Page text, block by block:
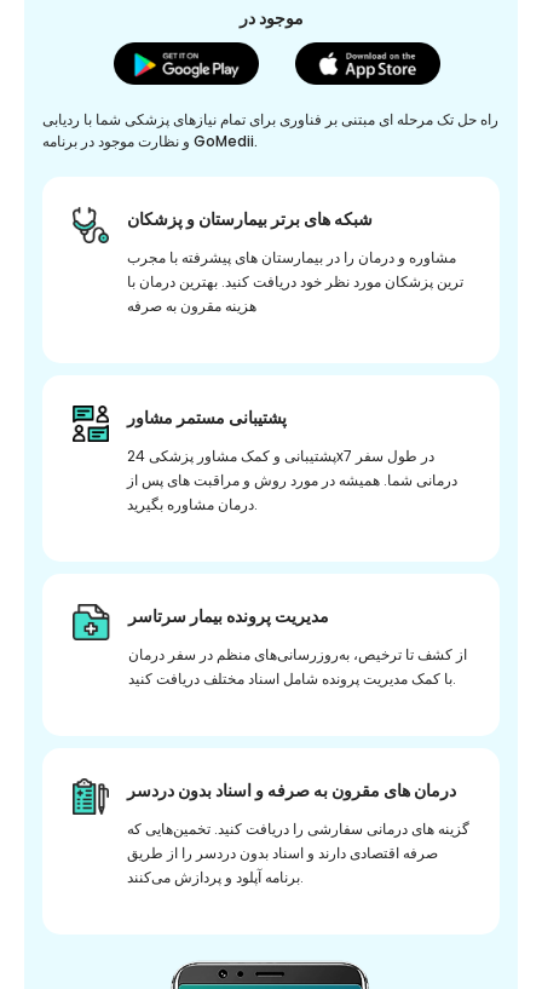
موجود در
راه حل تک مرحله ای مبتنی بر فناوری برای تمام نیازهای پزشکی شما با ردیابی
و نظارت موجود در برنامه GoMedii.
شبکه های برتر بیمارستان و پزشکان
مشاوره و درمان را در بیمارستان های پیشرفته با مجرب
ترین پزشکان مورد نظر خود دریافت کنید. بهترین درمان با
هزینه مقرون به صرفه
پشتیبانی مستمر مشاور
پشتیبانی و کمک مشاور پزشکی 24x7 در طول سفر
درمانی شما. همیشه در مورد روش و مراقبت های پس از
درمان مشاوره بگیرید.
مدیریت پرونده بیمار سرتاسر
از کشف تا ترخیص، به‌روزرسانی‌های منظم در سفر درمان
با کمک مدیریت پرونده شامل اسناد مختلف دریافت کنید.
درمان های مقرون به صرفه و اسناد بدون دردسر
گزینه های درمانی سفارشی را دریافت کنید. تخمین‌هایی که
صرفه اقتصادی دارند و اسناد بدون دردسر را از طریق
برنامه آپلود و پردازش می‌کنند.